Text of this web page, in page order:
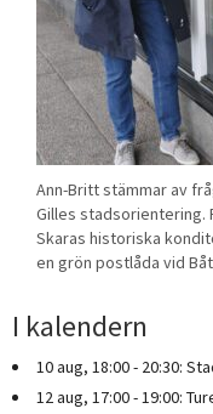
Ann-Britt stämmar av
Gilles stadsorientering.
Skaras historiska
en grön postlåda vid
I kalendern
10 aug, 18:00 - 20:30:
12 aug, 17:00 - 19:00: